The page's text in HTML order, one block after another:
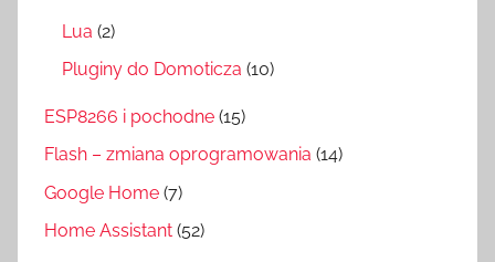
Lua (2)
Pluginy do Domoticza (10)
ESP8266 i pochodne (15)
Flash – zmiana oprogramowania (14)
Google Home (7)
Home Assistant (52)